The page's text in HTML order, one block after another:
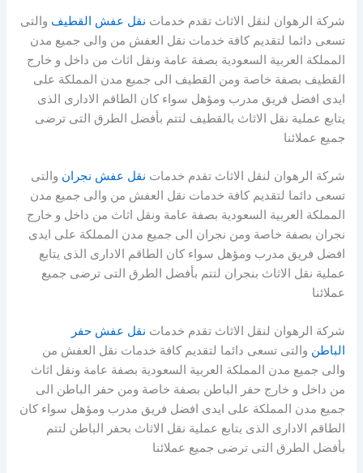
شركة الرهوان لنقل الاثاث تقدم خدمات نقل عفش القطيف والتى
تسعى دائما لتقديم كافة خدمات نقل العفش من والى جميع مدن
المملكة العربية السعودية بصفة عامة ونقل اثاث من داخل و خارج
القطيف بصفة خاصة ومن القطيف الى جميع مدن المملكة على
ايدى افضل فريق مدرب ومؤهل سواء كان الطاقم الادارى الذى
يتابع عملية نقل الاثاث بالقطيف لتتم بأفضل الطرق التى ترضى
جميع عملائنا
شركة الرهوان لنقل الاثاث تقدم خدمات نقل عفش نجران والتى
تسعى دائما لتقديم كافة خدمات نقل العفش من والى جميع مدن
المملكة العربية السعودية بصفة عامة ونقل اثاث من داخل و خارج
نجران بصفة خاصة ومن نجران الى جميع مدن المملكة على ايدى
افضل فريق مدرب ومؤهل سواء كان الطاقم الادارى الذى يتابع
عملية نقل الاثاث بنجران لتتم بأفضل الطرق التى ترضى جميع
عملائنا
شركة الرهوان لنقل الاثاث تقدم خدمات نقل عفش حفر
الباطن والتى تسعى دائما لتقديم كافة خدمات نقل العفش من
والى جميع مدن المملكة العربية السعودية بصفة عامة ونقل اثاث
من داخل و خارج حفر الباطن بصفة خاصة ومن حفر الباطن الى
جميع مدن المملكة على ايدى افضل فريق مدرب ومؤهل سواء كان
الطاقم الادارى الذى يتابع عملية نقل الاثاث بحفر الباطن لتتم
بأفضل الطرق التى ترضى جميع عملائنا